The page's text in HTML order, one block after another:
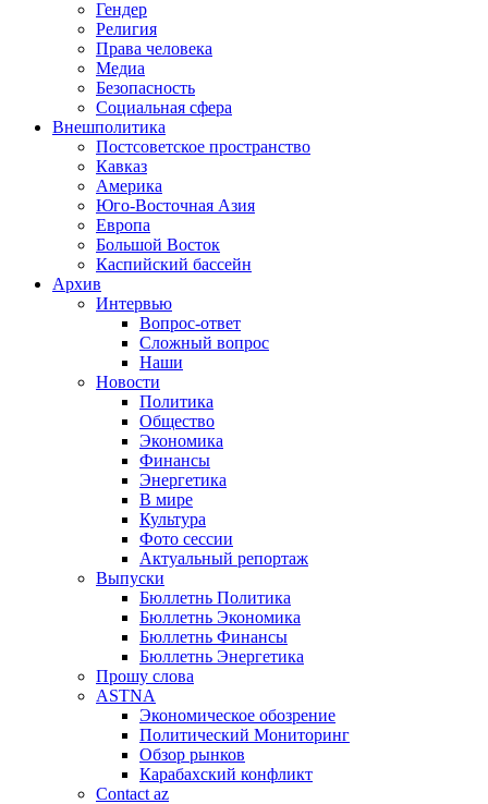
Гендер
Религия
Права человека
Медиа
Безопасность
Социальная сфера
Внешполитика
Постсоветское пространство
Кавказ
Америка
Юго-Восточная Азия
Европа
Большой Восток
Каспийский бассейн
Архив
Интервью
Вопрос-ответ
Сложный вопрос
Наши
Новости
Политика
Общество
Экономика
Финансы
Энергетика
В мире
Культура
Фото сессии
Актуальный репортаж
Выпуски
Бюллетнь Политика
Бюллетнь Экономика
Бюллетнь Финансы
Бюллетнь Энергетика
Прошу слова
ASTNA
Экономическое обозрение
Политический Мониторинг
Обзор рынков
Карабахский конфликт
Contact az